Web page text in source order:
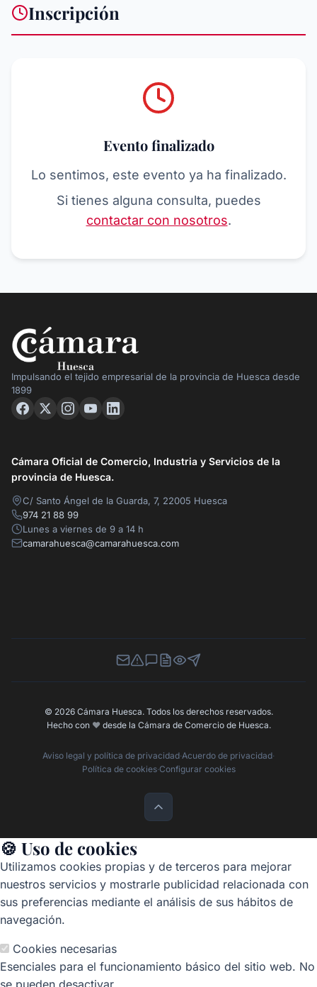
Inscripción
Evento finalizado
Lo sentimos, este evento ya ha finalizado.
Si tienes alguna consulta, puedes
contactar con nosotros.
Impulsando el tejido empresarial de la provincia de Huesca desde
1899
Cámara Oficial de Comercio, Industria y Servicios de la
provincia de Huesca.
C/ Santo Ángel de la Guarda, 7, 22005 Huesca
974 21 88 99
Lunes a viernes de 9 a 14 h
camarahuesca@camarahuesca.com
Newsletter
Canal de Denuncias
Buzón de Sugerencias
Perfil Contratante
Ley de Transparencia
Contacta con nosotros
© 2026 Cámara Huesca. Todos los derechos reservados.
Hecho con ❤️desde la Cámara de Comercio de Huesca.
Aviso legal y política de privacidad·Acuerdo de privacidad·
Política de cookies·Configurar cookies
🍪 Uso de cookies
Utilizamos cookies propias y de terceros para mejorar
nuestros servicios y mostrarle publicidad relacionada con
sus preferencias mediante el análisis de sus hábitos de
navegación.
Cookies necesarias
Esenciales para el funcionamiento básico del sitio web. No
se pueden desactivar.